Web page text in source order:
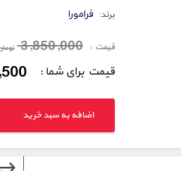
برند: فرامورا
قیمت : 3,850,000
قیمت برای شما :
اضافه به سبد خرید